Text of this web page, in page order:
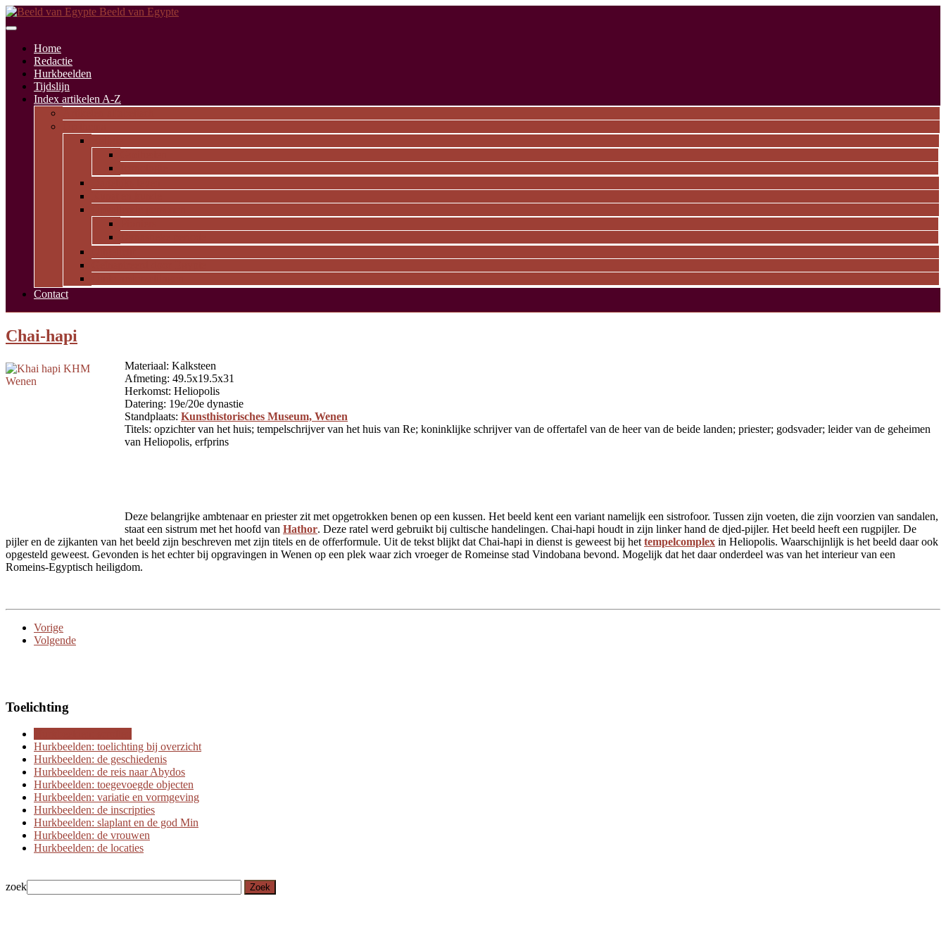
Beeld van Egypte
Home
Redactie
Hurkbeelden
Tijdslijn
Index artikelen A-Z
Contact
Chai-hapi
Materiaal: Kalksteen
Afmeting: 49.5x19.5x31
Herkomst: Heliopolis
Datering: 19e/20e dynastie
Standplaats: Kunsthistorisches Museum, Wenen
Titels: opzichter van het huis; tempelschrijver van het huis van Re; koninklijke schrijver van de offertafel van de heer van de beide landen; priester; godsvader; leider van de geheimen
van Heliopolis, erfprins
Deze belangrijke ambtenaar en priester zit met opgetrokken benen op een kussen. Het beeld kent een variant namelijk een sistrofoor. Tussen zijn voeten, die zijn voorzien van sandalen,
staat een sistrum met het hoofd van Hathor. Deze ratel werd gebruikt bij cultische handelingen. Chai-hapi houdt in zijn linker hand de djed-pijler. Het beeld heeft een rugpijler. De
pijler en de zijkanten van het beeld zijn beschreven met zijn titels en de offerformule. Uit de tekst blijkt dat Chai-hapi in dienst is geweest bij het tempelcomplex in Heliopolis. Waarschijnlijk is het beeld daar ook
opgesteld geweest. Gevonden is het echter bij opgravingen in Wenen op een plek waar zich vroeger de Romeinse stad Vindobana bevond. Mogelijk dat het daar onderdeel was van het interieur van een
Romeins-Egyptisch heiligdom.
Vorige
Volgende
Toelichting
Hurkbeelden: toelichting bij overzicht
Hurkbeelden: de geschiedenis
Hurkbeelden: de reis naar Abydos
Hurkbeelden: toegevoegde objecten
Hurkbeelden: variatie en vormgeving
Hurkbeelden: de inscripties
Hurkbeelden: slaplant en de god Min
Hurkbeelden: de vrouwen
Hurkbeelden: de locaties
zoek Zoek